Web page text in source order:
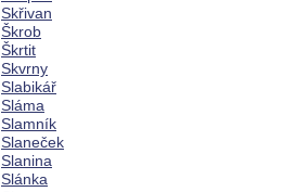
Skřivan
Škrob
Škrtit
Skvrny
Slabikář
Sláma
Slamník
Slaneček
Slanina
Slánka